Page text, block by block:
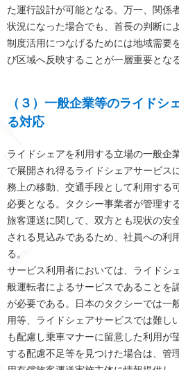
た運行設計が可能となる。万一、関係
状況になった場合でも、首長の判断に
制度活用につなげるためには地域需要
び区域へ反映することが一層重要となる
（３）一般企業等のライドシ
る対応
ライドシェアを利用する立場の一般企
で展開され得るライドシェアサービス
務上の移動、交通手段として利用する
必要となる。タクシー事業者が管理す
旅客運送に関して、双方とも現状の安
される見込みであるため、社員への利
る。
サービス利用者においては、ライドシ
般運転者によるサービスであることを
が必要である。日本のタクシーでは一
用等、ライドシェアサービスでは難し
も配慮し乗車マナーに留意した利用が
する配慮不足等を見つけた場合は、管